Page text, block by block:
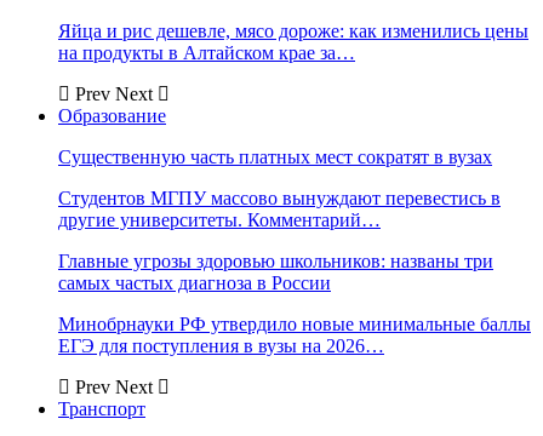
Яйца и рис дешевле, мясо дороже: как изменились цены
на продукты в Алтайском крае за…
Prev Next
Образование
Существенную часть платных мест сократят в вузах
Студентов МГПУ массово вынуждают перевестись в
другие университеты. Комментарий…
Главные угрозы здоровью школьников: названы три
самых частых диагноза в России
Минобрнауки РФ утвердило новые минимальные баллы
ЕГЭ для поступления в вузы на 2026…
Prev Next
Транспорт